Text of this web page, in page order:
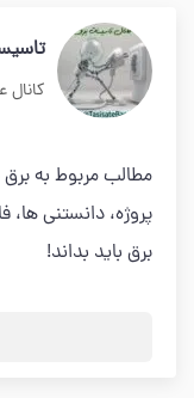
کانال
پروژه، دانستنی
برق باید بداند!